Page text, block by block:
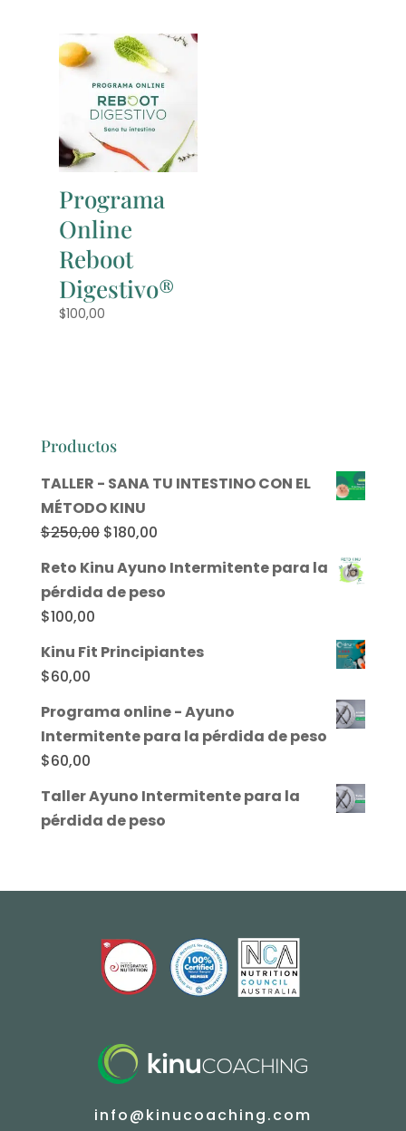
original
era:
$250,00.
actual
$180,00.
Programa
Online
Reboot
Digestivo®
$100,00
Productos
TALLER - SANA TU INTESTINO CON EL
MÉTODO KINU
$250,00 El
original
era:
$180,00El
Reto Kinu Ayuno Intermitente para la
pérdida de peso
$100,00
Kinu Fit Principiantes
$60,00
Programa online - Ayuno
Intermitente para la pérdida de peso
$60,00
Taller Ayuno Intermitente para la
pérdida de peso
info@kinucoaching.com